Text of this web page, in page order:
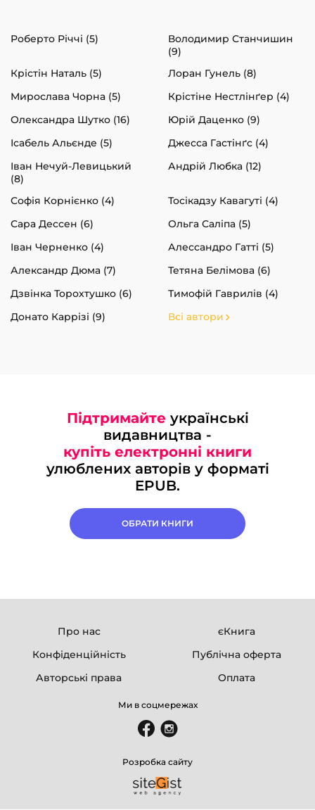
Роберто Річчі (5)
Володимир Станчишин
(9)
Крістін Наталь (5)
Лоран Гунель (8)
Мирослава Чорна (5)
Крістіне Нестлінґер (4)
Олександра Шутко (16)
Юрій Даценко (9)
Ісабель Альєнде (5)
Джесса Гастінґс (4)
Іван Нечуй-Левицький
(8)
Андрій Любка (12)
Софія Корнієнко (4)
Тосікадзу Кавагуті (4)
Сара Дессен (6)
Ольга Саліпа (5)
Іван Черненко (4)
Алессандро Гатті (5)
Александр Дюма (7)
Тетяна Белімова (6)
Дзвінка Торохтушко (6)
Тимофій Гаврилів (4)
Донато Каррізі (9)
Всі автори
Підтримайте українські
видавництва -
купіть електронні книги
улюблених авторів у форматі
EPUB.
ОБРАТИ КНИГИ
Про нас
єКнига
Конфіденційність
Публічна оферта
Авторські права
Оплата
Ми в соцмережах
Розробка сайту